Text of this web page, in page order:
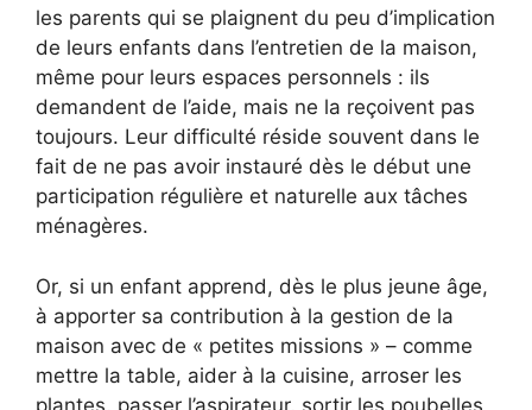
les parents qui se plaignent du peu d’implication
de leurs enfants dans l’entretien de la maison,
même pour leurs espaces personnels : ils
demandent de l’aide, mais ne la reçoivent pas
toujours. Leur difficulté réside souvent dans le
fait de ne pas avoir instauré dès le début une
participation régulière et naturelle aux tâches
ménagères.
Or, si un enfant apprend, dès le plus jeune âge,
à apporter sa contribution à la gestion de la
maison avec de « petites missions » – comme
mettre la table, aider à la cuisine, arroser les
plantes, passer l’aspirateur, sortir les poubelles